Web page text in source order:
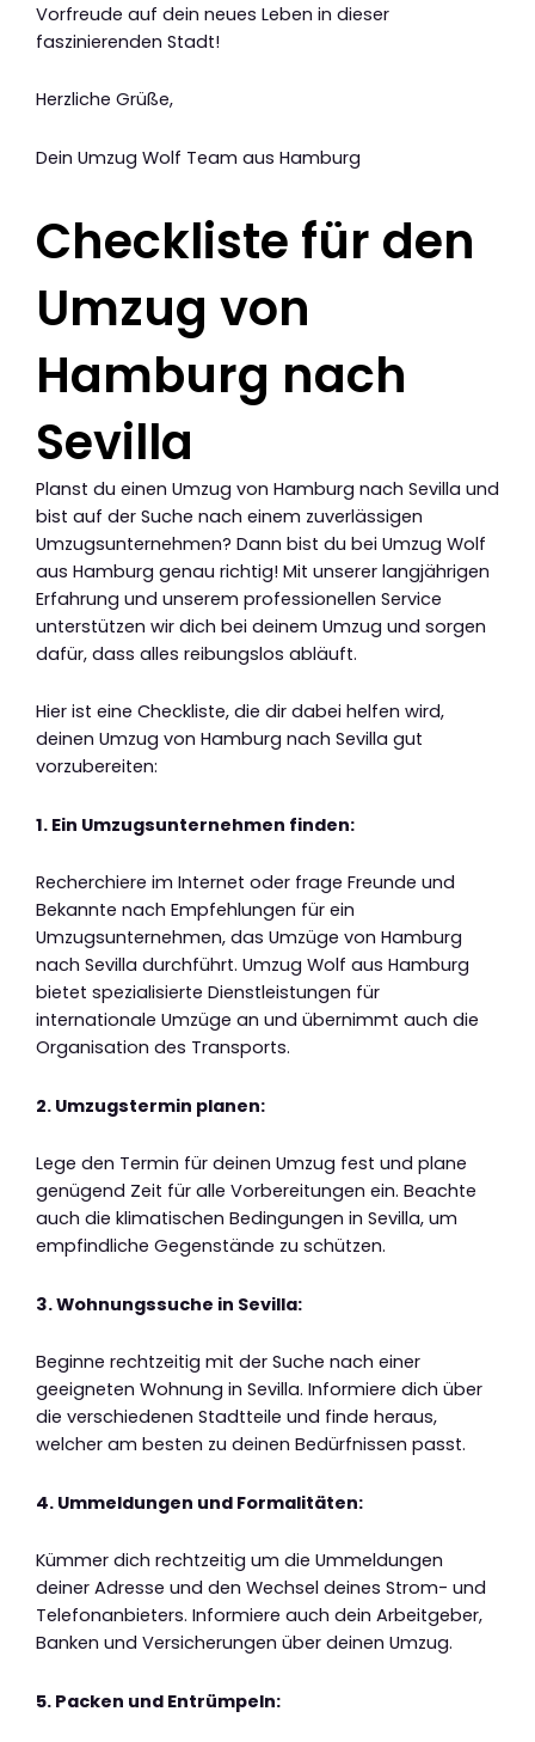
Vorfreude auf dein neues Leben in dieser
faszinierenden Stadt!
Herzliche Grüße,
Dein Umzug Wolf Team aus Hamburg
Checkliste für den
Umzug von
Hamburg nach
Sevilla
Planst du einen Umzug von Hamburg nach Sevilla und
bist auf der Suche nach einem zuverlässigen
Umzugsunternehmen? Dann bist du bei Umzug Wolf
aus Hamburg genau richtig! Mit unserer langjährigen
Erfahrung und unserem professionellen Service
unterstützen wir dich bei deinem Umzug und sorgen
dafür, dass alles reibungslos abläuft.
Hier ist eine Checkliste, die dir dabei helfen wird,
deinen Umzug von Hamburg nach Sevilla gut
vorzubereiten:
1. Ein Umzugsunternehmen finden:
Recherchiere im Internet oder frage Freunde und
Bekannte nach Empfehlungen für ein
Umzugsunternehmen, das Umzüge von Hamburg
nach Sevilla durchführt. Umzug Wolf aus Hamburg
bietet spezialisierte Dienstleistungen für
internationale Umzüge an und übernimmt auch die
Organisation des Transports.
2. Umzugstermin planen:
Lege den Termin für deinen Umzug fest und plane
genügend Zeit für alle Vorbereitungen ein. Beachte
auch die klimatischen Bedingungen in Sevilla, um
empfindliche Gegenstände zu schützen.
3. Wohnungssuche in Sevilla:
Beginne rechtzeitig mit der Suche nach einer
geeigneten Wohnung in Sevilla. Informiere dich über
die verschiedenen Stadtteile und finde heraus,
welcher am besten zu deinen Bedürfnissen passt.
4. Ummeldungen und Formalitäten:
Kümmer dich rechtzeitig um die Ummeldungen
deiner Adresse und den Wechsel deines Strom- und
Telefonanbieters. Informiere auch dein Arbeitgeber,
Banken und Versicherungen über deinen Umzug.
5. Packen und Entrümpeln: